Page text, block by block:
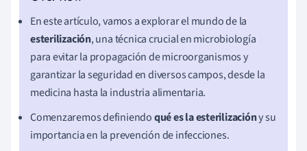
En este artículo, vamos a explorar el mundo de la
esterilización, una técnica crucial en microbiología
para evitar la propagación de microorganismos y
garantizar la seguridad en diversos campos, desde la
medicina hasta la industria alimentaria.
Comenzaremos definiendoqué es la esterilizacióny su
importancia en la prevención de infecciones.